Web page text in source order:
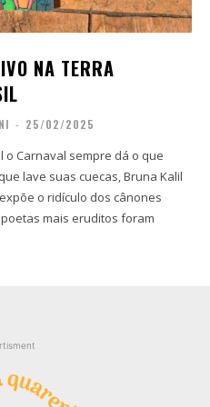
NA TERRA
- 25/02/2025
Carnaval sempre dá o que
o ridículo dos cânones
mais eruditos foram